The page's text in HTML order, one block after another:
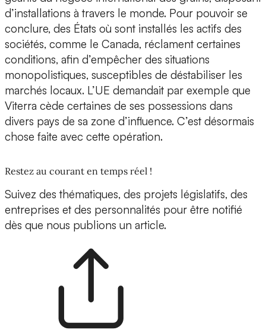
d’installations à travers le monde. Pour pouvoir se
conclure, des États où sont installés les actifs des
sociétés, comme le Canada, réclament certaines
conditions, afin d’empêcher des situations
monopolistiques, susceptibles de déstabiliser les
marchés locaux. L’UE demandait par exemple que
Viterra cède certaines de ses possessions dans
divers pays de sa zone d’influence. C’est désormais
chose faite avec cette opération.
Restez au courant en temps réel !
Suivez des thématiques, des projets législatifs, des
entreprises et des personnalités pour être notifié
dès que nous publions un article.